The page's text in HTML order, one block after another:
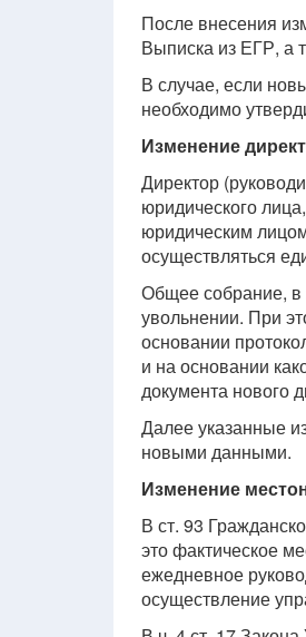
После внесения
Выписка из ЕГР, а
В случае, если
необходимо
Изменение
Директор
юридического
юридическим
осуществляться
Общее собрание, в
увольнении. При
основании
и на основании
документа нового
Далее указанные
новыми данными.
Изменение
В ст. 93
это фактическое
ежедневное
осуществление